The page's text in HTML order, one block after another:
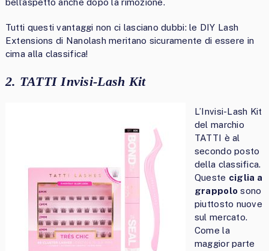
bell’aspetto anche dopo la rimozione.
Tutti questi vantaggi non ci lasciano dubbi: le DIY Lash
Extensions di Nanolash meritano sicuramente di essere in
cima alla classifica!
2. TATTI Invisi-Lash Kit
L’Invisi-Lash Kit
del marchio
TATTI è al
secondo posto
della classifica.
Queste ciglia a
grappolo sono
piuttosto nuove
sul mercato.
Come la
maggior parte